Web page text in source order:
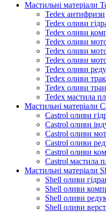
Мастильні матеріали
Tedex антифризи
Tedex оливи
Tedex оливи
Tedex оливи
Tedex оливи
Tedex оливи
Tedex оливи
Tedex оливи
Tedex оливи
Tedex мастила
Мастильні матеріали
Castrol оливи
Castrol оливи
Castrol оливи
Castrol оливи
Castrol оливи
Castrol мастила
Мастильні матеріали
Shell оливи
Shell оливи
Shell оливи
Shell оливи